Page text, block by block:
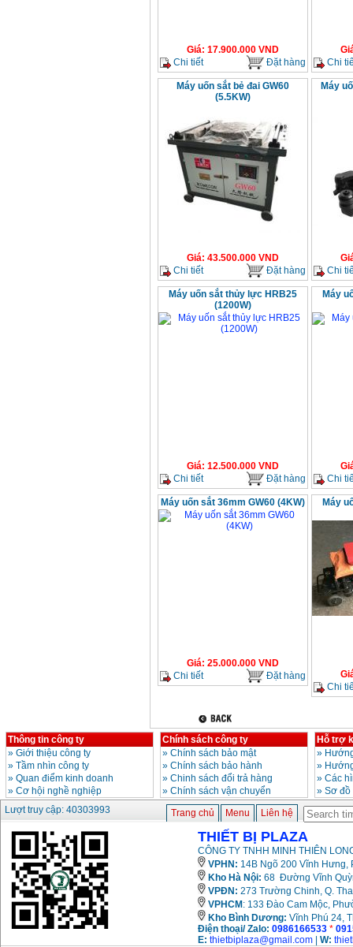
Giá: 17.900.000 VND
Chi tiết
Đặt hàng
Chi
Máy uốn sắt bẻ đai GW60
(5.5KW)
Giá: 43.500.000 VND
Chi tiết
Đặt hàng
Máy
Chi
Máy uốn sắt thủy lực HRB25
(1200W)
Giá: 12.500.000 VND
Chi tiết
Đặt hàng
Máy
Chi
Máy uốn sắt 36mm GW60 (4KW)
Giá: 25.000.000 VND
Chi tiết
Đặt hàng
Máy
Chi
Thông tin công ty
» Giới thiệu công ty
» Tầm nhìn công ty
» Quan điểm kinh doanh
» Cơ hội nghề nghiệp
Chính sách công ty
» Chính sách bảo mật
» Chính sách bảo hành
» Chinh sách đổi trả hàng
» Chính sách vận chuyển
Hỗ trợ
»
»
» Các
» Sơ
Lượt truy cập: 40303993
Trang chủ Menu Liên hệ
THIẾT BỊ PLAZA
CÔNG TY TNHH MINH THIÊN
VPHN: 14B Ngõ 200 Vĩnh Hưng,
Kho Hà Nội: 68 Đường Vĩnh
VPĐN: 273 Trường Chinh, Q.
VPHCM : 133 Đào Cam Mộc,
Kho Bình Dương: Vĩnh Phú 24,
Điện thoại/ Zalo: 0986166533 *
E: thietbiplaza@gmail.com W: